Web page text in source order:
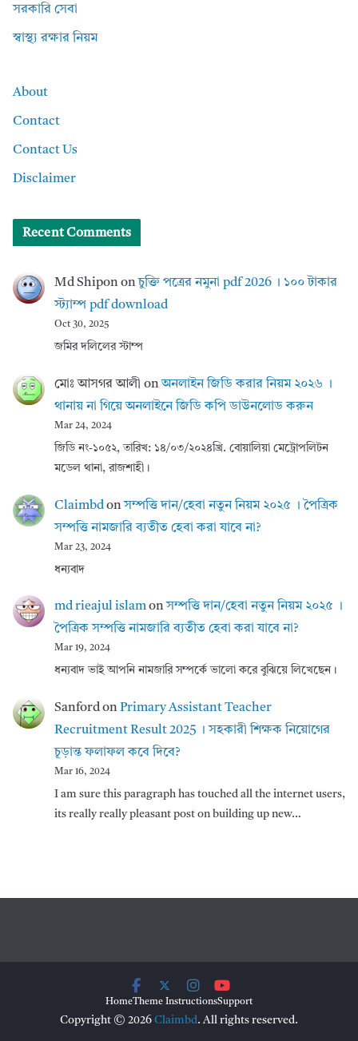
সরকারি সেবা
স্বাস্থ্য রক্ষার নিয়ম
About
Contact
Contact Us
Disclaimer
Recent Comments
Md Shipononচুক্তি পত্রের নমুনা pdf 2026 । ১০০ টাকার
স্ট্যাম্প pdf download
Oct 30, 2025
জমির দলিলের স্টাম্প
মোঃ আসগর আলী onঅনলাইন জিডি করার নিয়ম ২০২৬ ।
থানায় না গিয়ে অনলাইনে জিডি কপি ডাউনলোড করুন
Mar 24, 2024
জিডি নং-১০৫২, তারিখ: ১৪/০৩/২০২৪খ্রি. বোয়ালিয়া মেট্রোপলিটন
মডেল থানা, রাজশাহী।
Claimbdonসম্পত্তি দান/হেবা নতুন নিয়ম ২০২৫ । পৈত্রিক
সম্পত্তি নামজারি ব্যতীত হেবা করা যাবে না?
Mar 23, 2024
ধন্যবাদ
md rieajul islamonসম্পত্তি দান/হেবা নতুন নিয়ম ২০২৫ ।
পৈত্রিক সম্পত্তি নামজারি ব্যতীত হেবা করা যাবে না?
Mar 19, 2024
ধন্যবাদ ভাই আপনি নামজারি সম্পর্কে ভালো করে বুঝিয়ে লিখেছেন।
SanfordonPrimary Assistant Teacher
Recruitment Result 2025 । সহকারী শিক্ষক নিয়োগের
চূড়ান্ত ফলাফল কবে দিবে?
Mar 16, 2024
I am sure this paragraph has touched all the internet users,
its really really pleasant post on building up new…
HomeTheme InstructionsSupport
Copyright © 2026 Claimbd. All rights reserved.